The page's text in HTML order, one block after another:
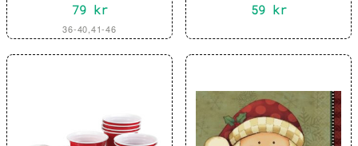
79 kr
Den
varianter.
De
36-40,41-46
59 kr